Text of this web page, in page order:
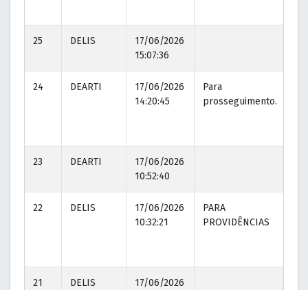
25 DELIS
17/06/2026
15:07:36
24 DEARTI
17/06/2026
14:20:45
Para
prosseguimento.
23 DEARTI
17/06/2026
10:52:40
22 DELIS
17/06/2026
10:32:21
PARA
PROVIDÊNCIAS
21 DELIS
17/06/2026